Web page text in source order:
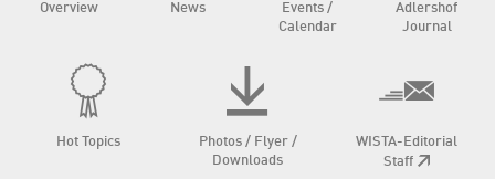
Overview News
Events /
Calendar
Adlershof
Journal
Hot Topics
Photos / Flyer /
Downloads
WISTA-Editorial
Staff